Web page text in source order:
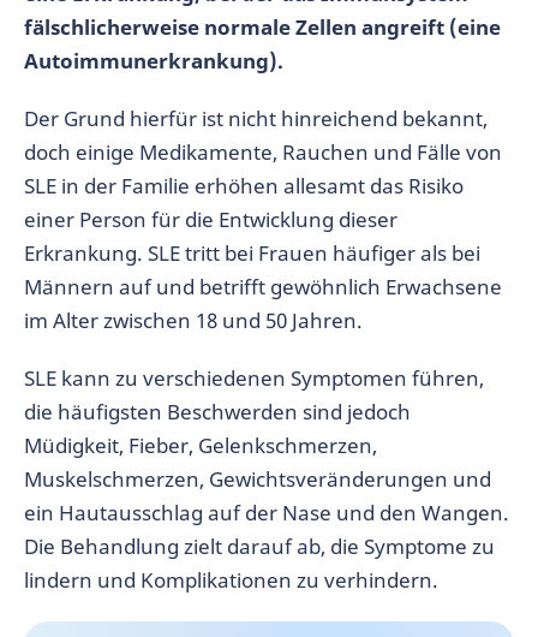
fälschlicherweise normale Zellen angreift (eine
Autoimmunerkrankung).
Der Grund hierfür ist nicht hinreichend bekannt,
doch einige Medikamente, Rauchen und Fälle von
SLE in der Familie erhöhen allesamt das Risiko
einer Person für die Entwicklung dieser
Erkrankung. SLE tritt bei Frauen häufiger als bei
Männern auf und betrifft gewöhnlich Erwachsene
im Alter zwischen 18 und 50 Jahren.
SLE kann zu verschiedenen Symptomen führen,
die häufigsten Beschwerden sind jedoch
Müdigkeit, Fieber, Gelenkschmerzen,
Muskelschmerzen, Gewichtsveränderungen und
ein Hautausschlag auf der Nase und den Wangen.
Die Behandlung zielt darauf ab, die Symptome zu
lindern und Komplikationen zu verhindern.